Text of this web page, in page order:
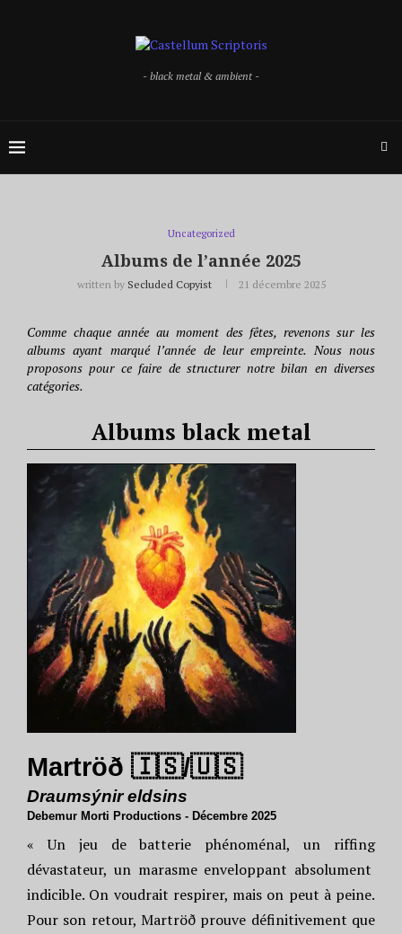
- black metal & ambient -
Uncategorized
Albums de l’année 2025
written by Secluded Copyist 21 décembre 2025
Comme chaque année au moment des fêtes, revenons sur les
albums ayant marqué l’année de leur empreinte. Nous nous
proposons pour ce faire de structurer notre bilan en diverses
catégories.
Albums black metal
Martröð 🇮🇸/🇺🇸
Draumsýnir eldsins
Debemur Morti Productions - Décembre 2025
« Un jeu de batterie phénoménal, un riffing
dévastateur, un marasme enveloppant absolument
indicible. On voudrait respirer, mais on peut à peine.
Pour son retour, Martröð prouve définitivement que